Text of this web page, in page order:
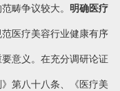
畴争议较大。 明确医疗
医疗美容行业健康有序
意义。在充分调研论证
第八十八条、《医疗美